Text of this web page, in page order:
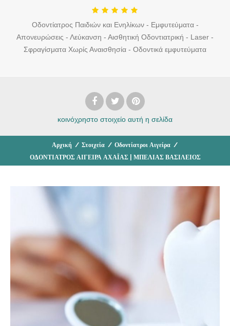
Οδοντίατρος Παιδιών και Ενηλίκων - Εμφυτεύματα -
Απονευρώσεις - Λεύκανση - Αισθητική Οδοντιατρική - Laser -
Σφραγίσματα Χωρίς Αναισθησία - Οδοντικά εμφυτεύματα
κοινόχρηστο στοιχείο αυτή η σελίδα
Αρχική / Στοιχεία / Οδοντίατροι Αιγείρα /
ΟΔΟΝΤΙΑΤΡΟΣ ΑΙΓΕΙΡΑ ΑΧΑΪΑΣ | ΜΠΕΛΙΑΣ ΒΑΣΙΛΕΙΟΣ